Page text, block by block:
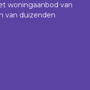
woningaanbod van
van duizenden